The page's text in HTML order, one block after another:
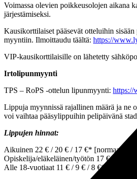
Voimassa olevien poikkeusolojen aikana
järjestämiseksi.
Kausikorttilaiset pääsevät otteluihin
myyntiin. Ilmoittaudu täältä: https://
VIP-kausikorttilaisille on lähetetty
Irtolipunmyynti
TPS – RoPS -ottelun lipunmyynti: https://
Lippuja myynnissä rajallinen määrä ja ne
voi vaihtaa pääsylippuihin pelipäivänä
Lippujen hinnat:
Aikuinen 22 € / 20 € / 17 €* [normaali /
Opiskelija/eläkeläinen/työtön 17 € / 15 €
Alle 18-vuotiaat 11 € / 9 € / 8 €*